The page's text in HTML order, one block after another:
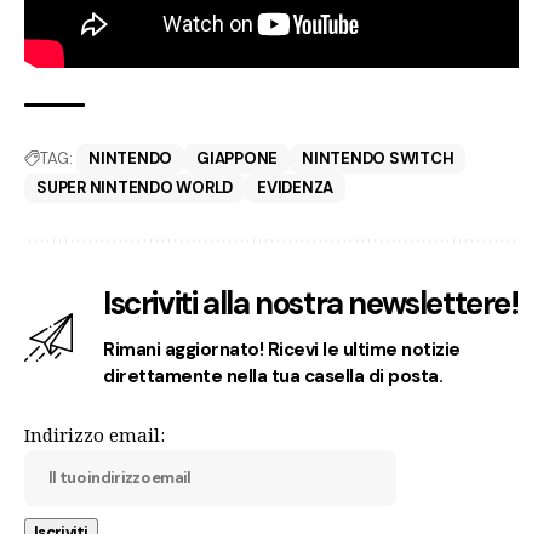
TAG: NINTENDO GIAPPONE
NINTENDO SWITCH
SUPER NINTENDO WORLD
EVIDENZA
Iscriviti alla nostra newslettere!
Rimani aggiornato! Ricevi le ultime notizie
direttamente nella tua casella di posta.
Indirizzo email: